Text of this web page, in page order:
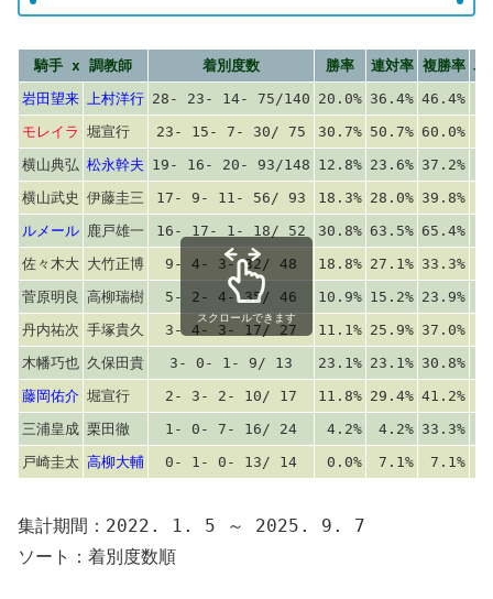
騎手 x 調教師 着別度数 勝率 連対率 複勝率 単
岩田望来 上村洋行 28- 23- 14- 75/140 20.0% 36.4% 46.4%
モレイラ 堀宣行 23- 15- 7- 30/ 75 30.7% 50.7% 60.0%
横山典弘 松永幹夫 19- 16- 20- 93/148 12.8% 23.6% 37.2%
横山武史 伊藤圭三 17- 9- 11- 56/ 93 18.3% 28.0% 39.8%
ルメール 鹿戸雄一 16- 17- 1- 18/ 52 30.8% 63.5% 65.4%
佐々木大 大竹正博 9- 4- 3- 32/ 48 18.8% 27.1% 33.3%
菅原明良 高柳瑞樹 5- 2- 4- 35/ 46 10.9% 15.2% 23.9%
丹内祐次 手塚貴久 3- 4- 3- 17/ 27 11.1% 25.9% 37.0%
木幡巧也 久保田貴 3- 0- 1- 9/ 13 23.1% 23.1% 30.8%
藤岡佑介 堀宣行 2- 3- 2- 10/ 17 11.8% 29.4% 41.2%
三浦皇成 栗田徹 1- 0- 7- 16/ 24 4.2% 4.2% 33.3%
戸崎圭太 高柳大輔 0- 1- 0- 13/ 14 0.0% 7.1% 7.1%
スクロールできます
集計期間：2022. 1. 5 ～ 2025. 9. 7
ソート：着別度数順